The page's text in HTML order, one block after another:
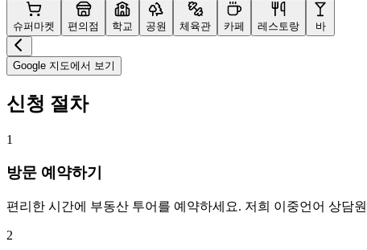
슈퍼마켓 편의점 학교 공원 체육관 카페 레스토랑 바
Google 지도에서 보기
신청 절차
1
방문 예약하기
편리한 시간에 부동산 투어를 예약하세요. 저희 이중언어 상담
2